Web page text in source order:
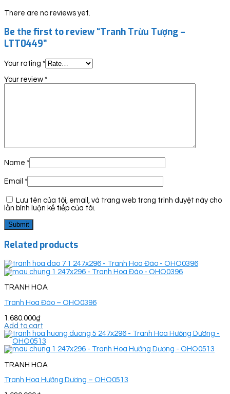
There are no reviews yet.
Be the first to review “Tranh Trừu Tượng –
LTT0449”
Your rating *
Your review *
Name *
Email *
Lưu tên của tôi, email, và trang web trong trình duyệt này cho
lần bình luận kế tiếp của tôi.
Related products
TRANH HOA
Tranh Hoa Đào – OHO0396
1.680.000₫
Add to cart
TRANH HOA
Tranh Hoa Hướng Dương – OHO0513